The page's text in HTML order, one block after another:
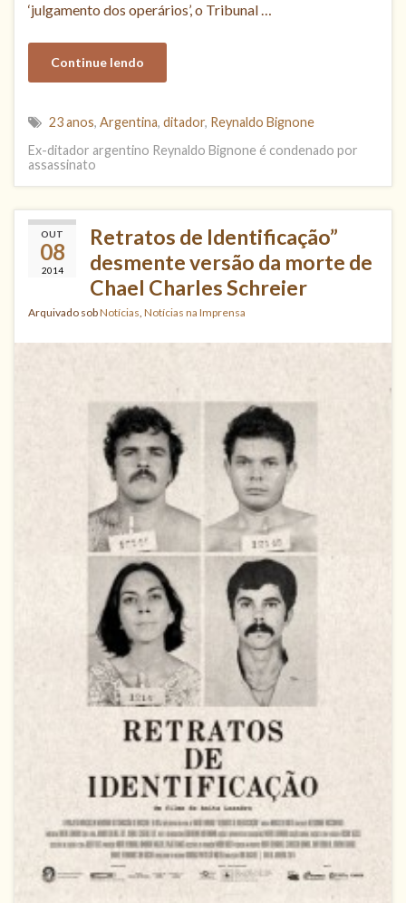
‘julgamento dos operários’, o Tribunal …
Continue lendo
23 anos, Argentina, ditador, Reynaldo Bignone
Ex-ditador argentino Reynaldo Bignone é condenado por
assassinato
OUT
08
2014
Retratos de Identificação”
desmente versão da morte de
Chael Charles Schreier
Arquivado sobNotícias, Notícias na Imprensa